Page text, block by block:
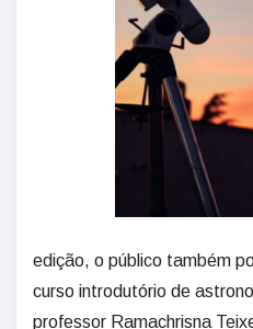
edição, o público também
curso introdutório de
professor Ramachrisna